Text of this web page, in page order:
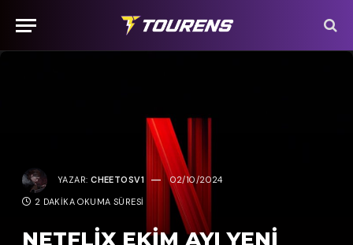
YAZAR: CHEETOSV1 02/10/2024
2 DAKIKA OKUMA SÜRESI
NETFLIX EKIM AYI YENI